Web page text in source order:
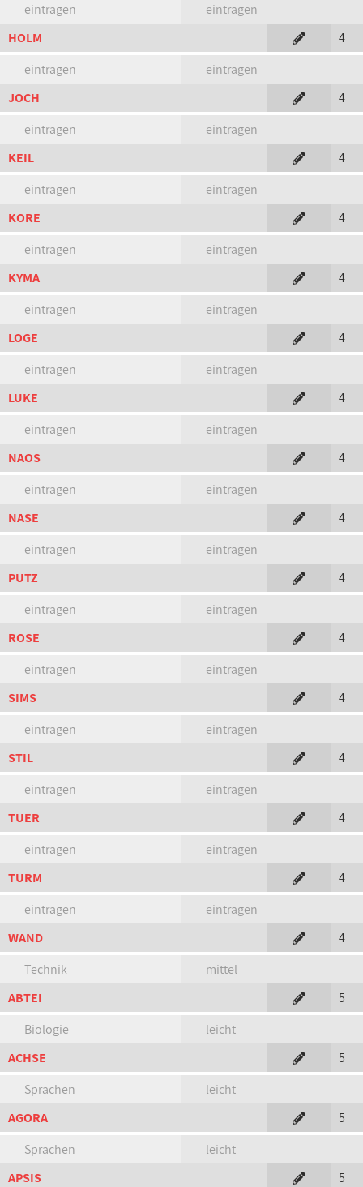
eintragen
eintragen
HOLM
4
eintragen
eintragen
JOCH
4
eintragen
eintragen
KEIL
4
eintragen
eintragen
KORE
4
eintragen
eintragen
KYMA
4
eintragen
eintragen
LOGE
4
eintragen
eintragen
LUKE
4
eintragen
eintragen
NAOS
4
eintragen
eintragen
NASE
4
eintragen
eintragen
PUTZ
4
eintragen
eintragen
ROSE
4
eintragen
eintragen
SIMS
4
eintragen
eintragen
STIL
4
eintragen
eintragen
TUER
4
eintragen
eintragen
TURM
4
eintragen
eintragen
WAND
4
Technik
mittel
ABTEI
5
Biologie
leicht
ACHSE
5
Sprachen
leicht
AGORA
5
Sprachen
leicht
APSIS
5